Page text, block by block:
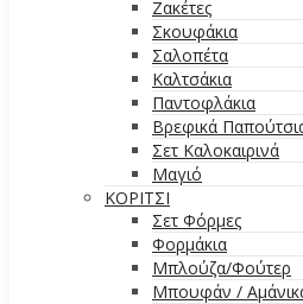
Ζακέτες
Σκουφάκια
Σαλοπέτα
Καλτσάκια
Παντοφλάκια
Βρεφικά
Σετ Καλοκαιρινά
Μαγιό
ΚΟΡΙΤΣΙ
Σετ Φόρμες
Φορμάκια
Μπλούζα/Φούτερ
Μπουφάν /